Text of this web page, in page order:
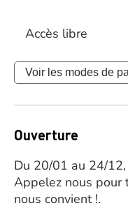
Accès libre
Voir les modes de
Ouverture
Du 20/01 au 24/
Appelez nous pour
nous convient !.